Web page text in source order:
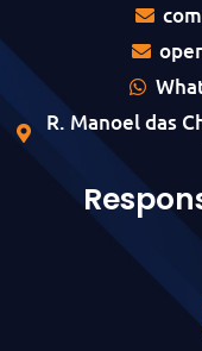
R. Manoel das